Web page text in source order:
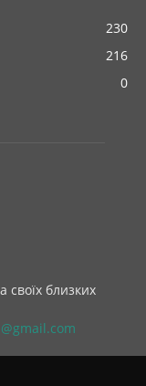
230
216
0
своїх близких